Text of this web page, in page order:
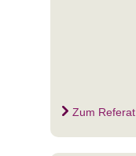
Zum Referat